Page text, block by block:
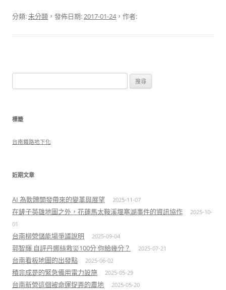
分類:未分類 ，發佈日期:2017-01-24，作者:
尋
鍵
標籤
台南鐵路地下化
近期文章
AI 為軟體開發帶來的變革與展望 2025-11-07
在鏟子英雄地圖之外，花蓮馬太鞍溪堰塞湖事件的資訊協作
2025-10-
01
台南柳營儲能場爭議說明 2025-09-04
郭智輝 自評丹娜絲救災100分 你給幾分？ 2025-07-21
台南看板地圖的出發點 2025-06-02
積非成是的緊急備用電力設施 2025-05-29
台南新營這個被命運捉弄的農地 2025-05-20